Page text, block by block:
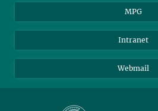
MPG
Intranet
Webmail